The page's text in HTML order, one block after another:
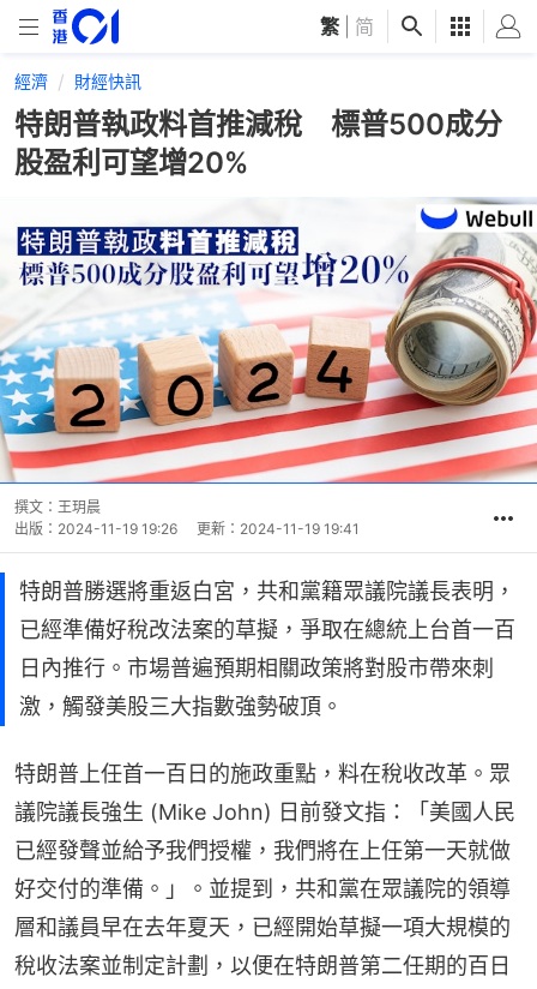
繁 简
經濟 財經快訊
特朗普執政料首推減稅 標普500成分
股盈利可望增20%
撰文： 王玥晨
出版： 2024-11-19 19:26 更新： 2024-11-19 19:41
特朗普勝選將重返白宮，共和黨籍眾議院議長表明，
已經準備好稅改法案的草擬，爭取在總統上台首一百
日內推行。市場普遍預期相關政策將對股市帶來刺
激，觸發美股三大指數強勢破頂。
特朗普上任首一百日的施政重點，料在稅收改革。眾
議院議長強生 (Mike John) 日前發文指：「美國人民
已經發聲並給予我們授權，我們將在上任第一天就做
好交付的準備。」。並提到，共和黨在眾議院的領導
層和議員早在去年夏天，已經開始草擬一項大規模的
稅收法案並制定計劃，以便在特朗普第二任期的百日